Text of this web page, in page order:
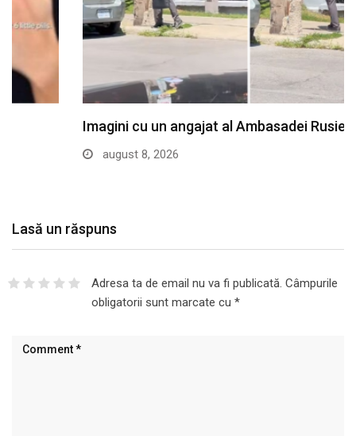
Imagini cu un angajat al Ambasadei Rusiei din…
august 8, 2026
Lasă un răspuns
Adresa ta de email nu va fi publicată. Câmpurile
obligatorii sunt marcate cu *